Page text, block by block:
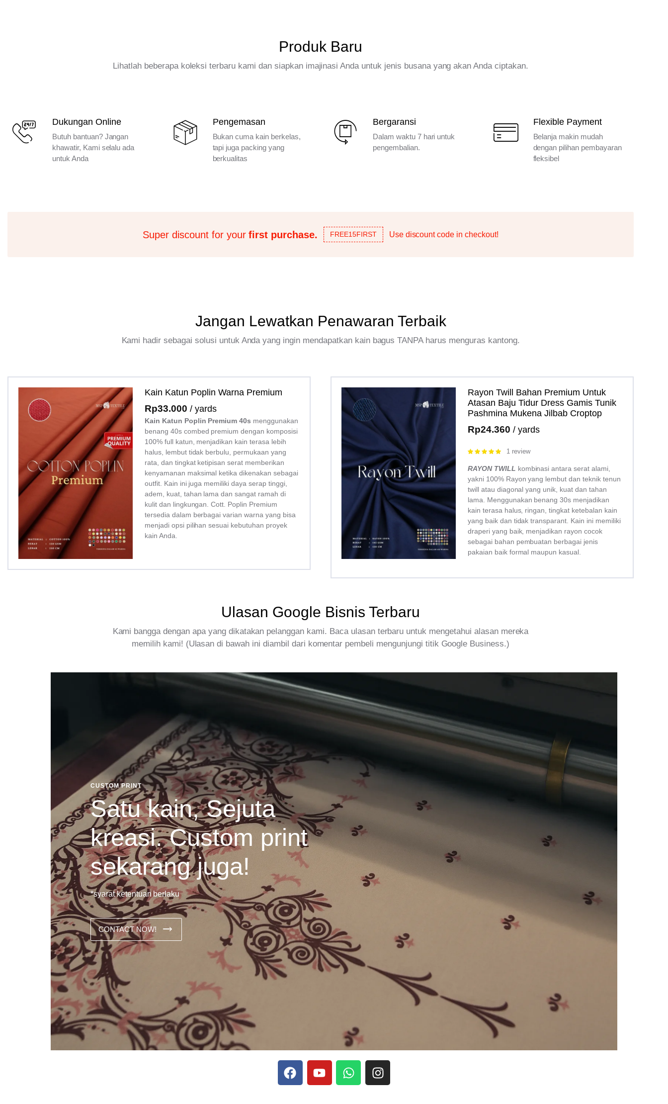
Produk Baru
Lihatlah beberapa koleksi terbaru kami dan siapkan imajinasi Anda untuk jenis busana yang akan Anda ciptakan.
Dukungan Online
Butuh bantuan? Jangan
khawatir, Kami selalu ada
untuk Anda
Pengemasan
Bukan cuma kain berkelas,
tapi juga packing yang
berkualitas
Bergaransi
Dalam waktu 7 hari untuk
pengembalian.
Flexible Payment
Belanja makin mudah
dengan pilihan pembayaran
fleksibel
Super discount for yourfirst purchase. FREE15FIRST Use discount code in checkout!
Jangan Lewatkan Penawaran Terbaik
Kami hadir sebagai solusi untuk Anda yang ingin mendapatkan kain bagus TANPA harus menguras kantong.
Kain Katun Poplin Warna Premium
Rp33.000 / yards
Kain Katun Poplin Premium 40s menggunakan
benang 40s combed premium dengan komposisi
100% full katun, menjadikan kain terasa lebih
halus, lembut tidak berbulu, permukaan yang
rata, dan tingkat ketipisan serat memberikan
kenyamanan maksimal ketika dikenakan sebagai
outfit. Kain ini juga memiliki daya serap tinggi,
adem, kuat, tahan lama dan sangat ramah di
kulit dan lingkungan. Cott. Poplin Premium
tersedia dalam berbagai varian warna yang bisa
menjadi opsi pilihan sesuai kebutuhan proyek
kain Anda.
Rayon Twill Bahan Premium Untuk
Atasan Baju Tidur Dress Gamis Tunik
Pashmina Mukena Jilbab Croptop
Rp24.360 / yards
Rated
1 review
RAYON TWILL kombinasi antara serat alami,
yakni 100% Rayon yang lembut dan teknik tenun
twill atau diagonal yang unik, kuat dan tahan
lama. Menggunakan benang 30s menjadikan
kain terasa halus, ringan, tingkat ketebalan kain
yang baik dan tidak transparant. Kain ini memiliki
draperi yang baik, menjadikan rayon cocok
sebagai bahan pembuatan berbagai jenis
pakaian baik formal maupun kasual.
Ulasan Google Bisnis Terbaru
Kami bangga dengan apa yang dikatakan pelanggan kami. Baca ulasan terbaru untuk mengetahui alasan mereka
memilih kami! (Ulasan di bawah ini diambil dari komentar pembeli mengunjungi titik Google Business.)
CUSTOM PRINT
Satu kain, Sejuta
kreasi. Custom print
sekarang juga!
*syarat ketentuan berlaku
CONTACT NOW!